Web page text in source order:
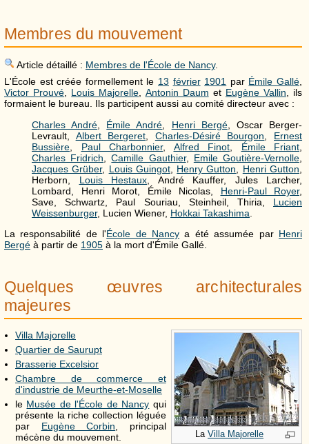
Membres du mouvement
Article détaillé : Membres de l'École de Nancy.
L'École est créée formellement le 13 février 1901 par Émile Gallé,
Victor Prouvé, Louis Majorelle, Antonin Daum et Eugène Vallin, ils
formaient le bureau. Ils participent aussi au comité directeur avec :
Charles André
Émile André Henri Bergé, Oscar Berger-
Levrault, Albert Bergeret Charles-Désiré Bourgon
Ernest
Bussière
Paul Charbonnier, Alfred Finot Émile Friant
Charles Fridrich ,Camille Gauthier, Emile Goutière-Vernolle
Jacques Grüber, Louis Guingot, Henry Gutton Henri Gutton
Herborn, Louis Hestaux , André Kauffer, Jules Larcher,
Lombard, Henri Morot, Émile Nicolas, Henri-Paul Royer,
Save, Schwartz, Paul Souriau, Steinheil, Thiria, Lucien
Weissenburger, Lucien Wiener, Hokkai Takashima
La responsabilité de l'École de Nancy a été assumée par Henri
Bergé à partir de 1905 à la mort d'Émile Gallé.
Quelques œuvres architecturales
majeures
La Villa Majorelle
Villa Majorelle
Quartier de Saurupt
Brasserie Excelsior
Chambre de commerce et
d'industrie de Meurthe-et-Moselle
le Musée de l'École de Nancy qui
présente la riche collection léguée
par Eugène Corbin, principal
mécène du mouvement.